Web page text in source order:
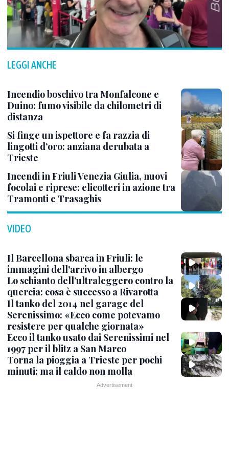
LEGGI ANCHE
Incendio boschivo tra Monfalcone e
Duino: fumo visibile da chilometri di
distanza
Si finge un ispettore e fa razzia di
lingotti d’oro: anziana derubata a
Trieste
Incendi in Friuli Venezia Giulia, nuovi
focolai e riprese: elicotteri in azione tra
Tramonti e Trasaghis
VIDEO
Il Barcellona sbarca in Friuli: le
immagini dell'arrivo in albergo
Lo schianto dell’ultraleggero contro la
quercia: cosa è successo a Rivarotta
Il tanko del 2014 nel garage del
Serenissimo: «Ecco come potevamo
resistere per qualche giornata»
Ecco il tanko usato dai Serenissimi nel
1997 per il blitz a San Marco
Torna la pioggia a Trieste per pochi
minuti: ma il caldo non molla